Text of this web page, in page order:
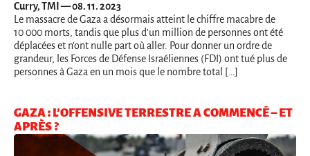
Curry, TMI — 08. 11. 2023
Le massacre de Gaza a désormais atteint le chiffre macabre de
10 000 morts, tandis que plus d'un million de personnes ont été
déplacées et n'ont nulle part où aller. Pour donner un ordre de
grandeur, les Forces de Défense Israéliennes (FDI) ont tué plus de
personnes à Gaza en un mois que le nombre total […]
GAZA : L’OFFENSIVE TERRESTRE A COMMENCÉ – ET
APRÈS ?